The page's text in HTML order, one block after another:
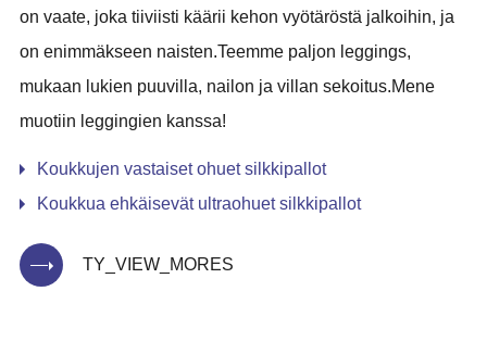
on vaate, joka tiiviisti käärii kehon vyötäröstä jalkoihin, ja
on enimmäkseen naisten.Teemme paljon leggings,
mukaan lukien puuvilla, nailon ja villan sekoitus.Mene
muotiin leggingien kanssa!
Koukkujen vastaiset ohuet silkkipallot
Koukkua ehkäisevät ultraohuet silkkipallot
TY_VIEW_MORES